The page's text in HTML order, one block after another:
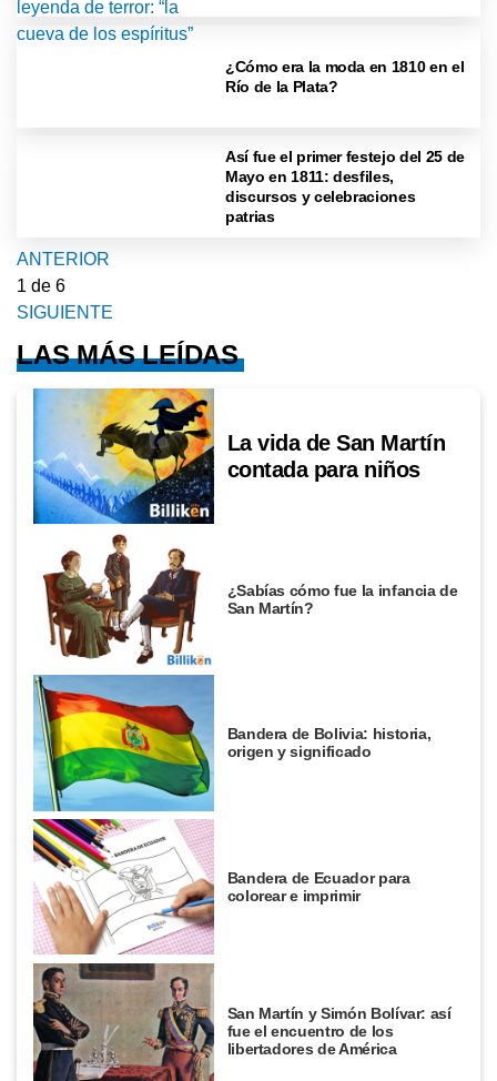
¿Cómo era la moda en 1810 en el
Río de la Plata?
Así fue el primer festejo del 25 de
Mayo en 1811: desfiles,
discursos y celebraciones
patrias
ANTERIOR
1 de 6
SIGUIENTE
LAS MÁS LEÍDAS
La vida de San Martín
contada para niños
¿Sabías cómo fue la infancia de
San Martín?
Bandera de Bolivia: historia,
origen y significado
Bandera de Ecuador para
colorear e imprimir
San Martín y Simón Bolívar: así
fue el encuentro de los
libertadores de América